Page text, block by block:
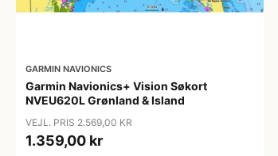
GARMIN NAVIONICS
Garmin Navionics+ Vision Søkort
NVEU620L Grønland & Island
VEJL. PRIS 2.569,00 KR
1.359,00 kr